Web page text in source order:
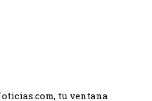
tu ventana